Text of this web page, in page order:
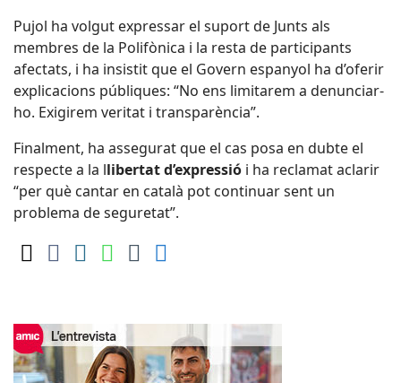
Pujol ha volgut expressar el suport de Junts als
membres de la Polifònica i la resta de participants
afectats, i ha insistit que el Govern espanyol ha d’oferir
explicacions públiques: “No ens limitarem a denunciar-
ho. Exigirem veritat i transparència”.
Finalment, ha assegurat que el cas posa en dubte el
respecte a la llibertat d’expressió i ha reclamat aclarir
“per què cantar en català pot continuar sent un
problema de seguretat”.